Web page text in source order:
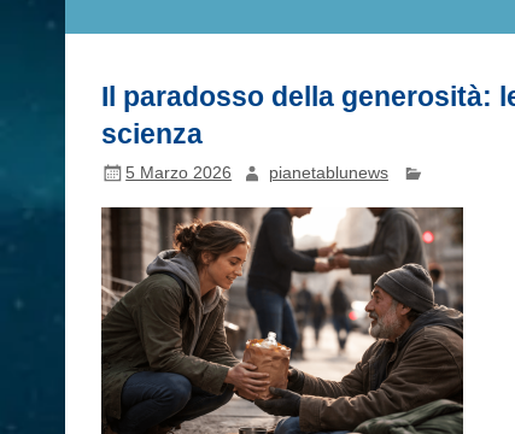
Il paradosso della generosità:
scienza
5 Marzo 2026 pianetablunews